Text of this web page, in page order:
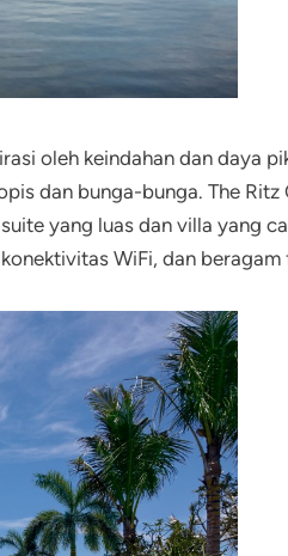
oleh keindahan dan daya
dan bunga-bunga. The
yang luas dan villa yang
WiFi, dan